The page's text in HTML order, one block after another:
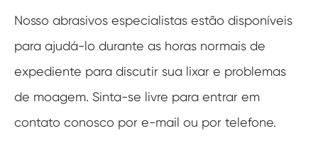
Nosso abrasivos especialistas estão disponíveis
para ajudá-lo durante as horas normais de
expediente para discutir sua lixar e problemas
de moagem. Sinta-se livre para entrar em
contato conosco por e-mail ou por telefone.